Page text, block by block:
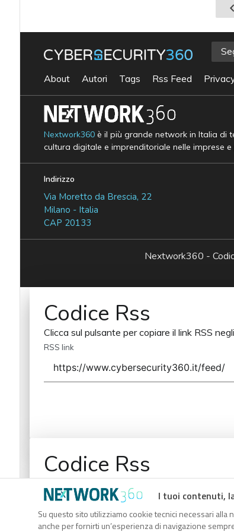
I tuoi contenuti,
Su questo sito utilizziamo cookie tecnici necessari
anche per fornirti un’esperienza di navigazione
About Autori Tags Rss Feed
Nextwork360è il più grande network in Italia di
cultura digitale e imprenditoriale nelle imprese
Indirizzo
Via Moretto da Brescia, 22
Milano - Italia
CAP 20133
Nextwork360 -
Codice Rss
Clicca sul pulsante per copiare il link RSS
RSS link
Codice Rss
RSS link